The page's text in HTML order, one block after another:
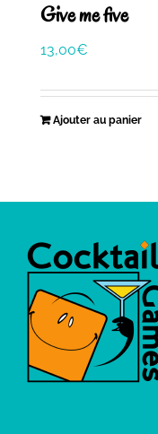
Give me five
13,00€
Ajouter au panier